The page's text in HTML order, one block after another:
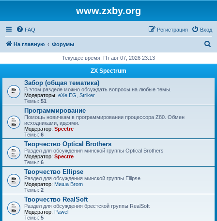
www.zxby.org
FAQ Вход
Регистрация
На главную Форумы
с
Текущее время: Пт авг 07, 2026 23:13
ZX Spectrum
Забор (общая тематика)
В этом разделе можно обсуждать вопросы на любые темы.
Модераторы: eXe.EG Striker
Темы: 51
Программирование
Помощь новичкам в программировании процессора Z80. Обмен
исходниками, идеями.
Модератор: Spectre
Темы: 6
Творчество Optical Brothers
Раздел для обсуждения минской группы Optical Brothers
Модератор: Spectre
Темы: 6
Творчество Ellipse
Раздел для обсуждения минской группы Ellipse
Модератор: Миша Brom
Темы: 2
Творчество RealSoft
Раздел для обсуждения брестской группы RealSoft
Модератор: Pawel
Темы: 5